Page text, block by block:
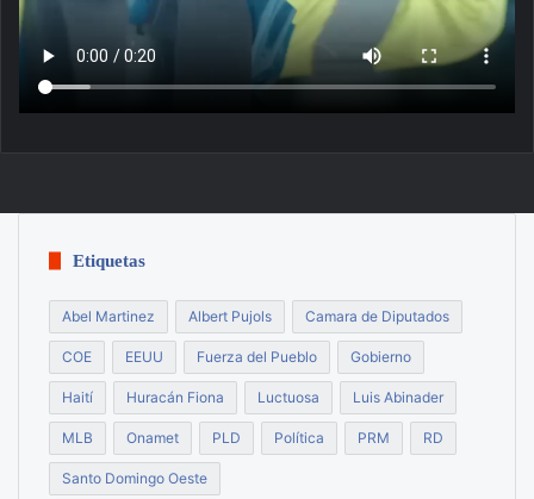
Etiquetas
Abel Martinez Albert Pujols Camara de Diputados
COE EEUU Fuerza del Pueblo Gobierno
Haití Huracán Fiona Luctuosa Luis Abinader
MLB Onamet PLD Política PRM RD
Santo Domingo Oeste